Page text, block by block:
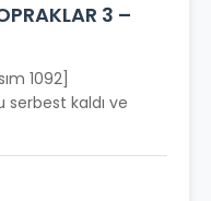
3 –
1092]
serbest kaldı ve